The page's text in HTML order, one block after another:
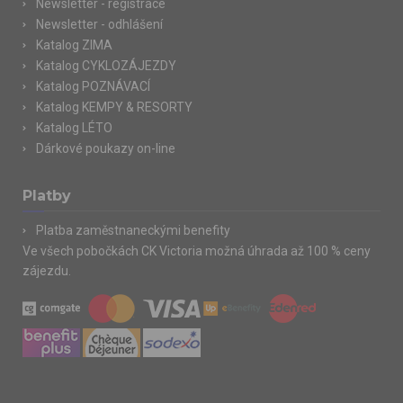
Newsletter - registrace
Newsletter - odhlášení
Katalog ZIMA
Katalog CYKLOZÁJEZDY
Katalog POZNÁVACÍ
Katalog KEMPY & RESORTY
Katalog LÉTO
Dárkové poukazy on-line
Platby
Platba zaměstnaneckými benefity
Ve všech pobočkách CK Victoria možná úhrada až 100 % ceny
zájezdu.